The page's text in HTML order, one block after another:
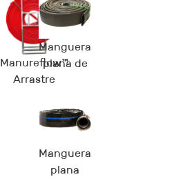
Manureflow™
Arrastre
plana de TPU
Manguera
plana de
TPU
Manguera
plana